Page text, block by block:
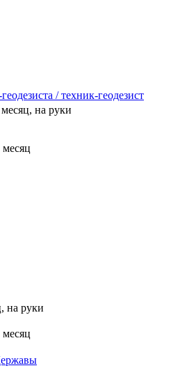
/ техник-геодезист
месяц, на руки
на руки